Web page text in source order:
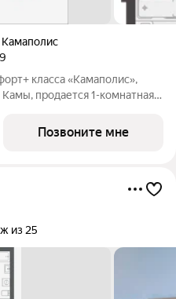
класса «Камаполис»,
продается 1-комнатная
Позвоните мне
из 25